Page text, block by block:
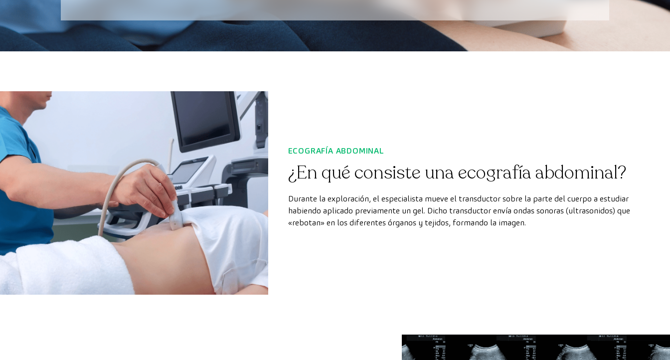
ECOGRAFÍA ABDOMINAL
¿En qué consiste una ecografía abdominal?
Durante la exploración, el especialista mueve el transductor sobre la parte del cuerpo a estudiar
habiendo aplicado previamente un gel. Dicho transductor envía ondas sonoras (ultrasonidos) que
«rebotan» en los diferentes órganos y tejidos, formando la imagen.